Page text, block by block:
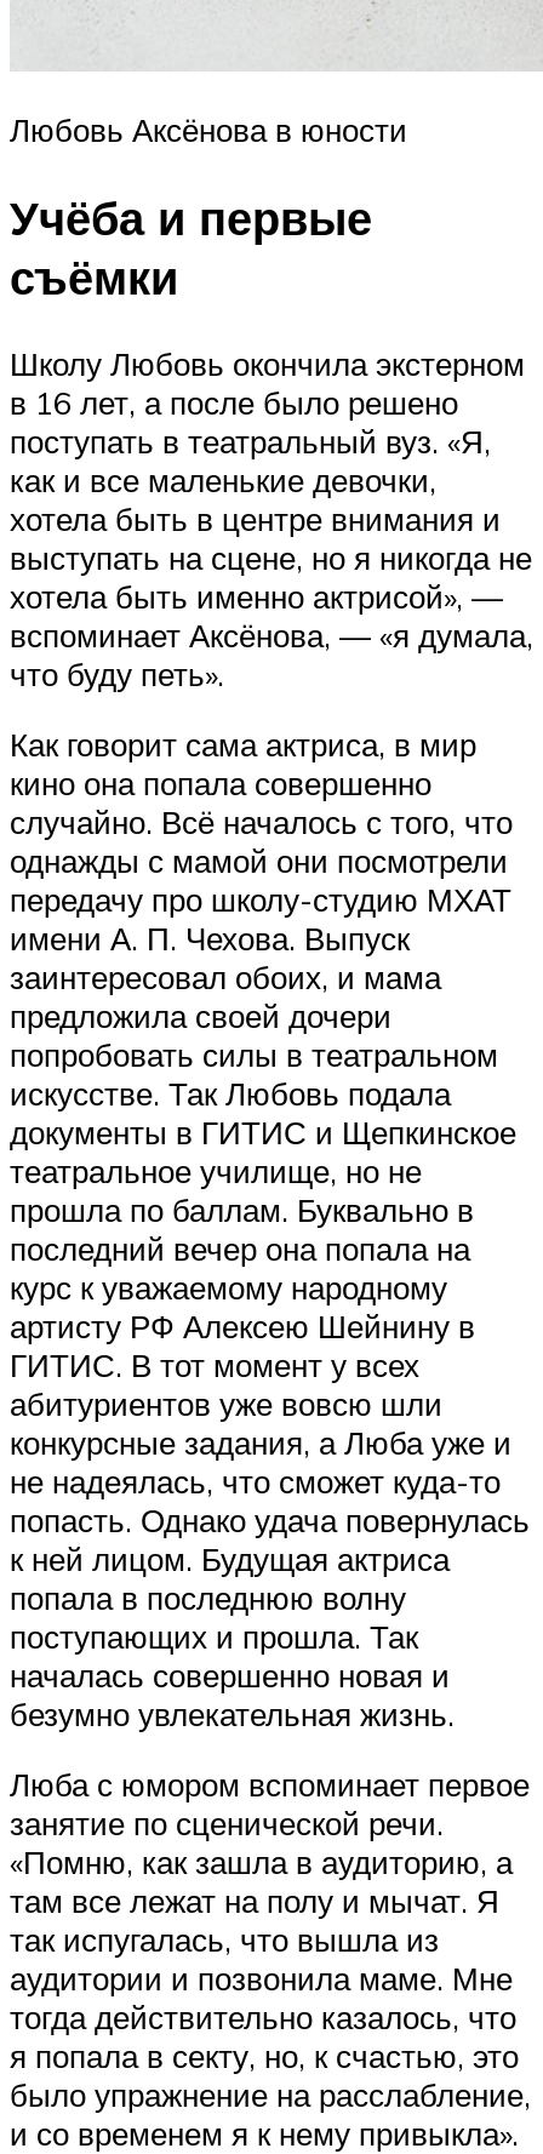
Любовь Аксёнова в юности
Учёба и первые
съёмки
Школу Любовь окончила экстерном
в 16 лет, а после было решено
поступать в театральный вуз. «Я,
как и все маленькие девочки,
хотела быть в центре внимания и
выступать на сцене, но я никогда не
хотела быть именно актрисой», —
вспоминает Аксёнова, — «я думала,
что буду петь».
Как говорит сама актриса, в мир
кино она попала совершенно
случайно. Всё началось с того, что
однажды с мамой они посмотрели
передачу про школу-студию МХАТ
имени А. П. Чехова. Выпуск
заинтересовал обоих, и мама
предложила своей дочери
попробовать силы в театральном
искусстве. Так Любовь подала
документы в ГИТИС и Щепкинское
театральное училище, но не
прошла по баллам. Буквально в
последний вечер она попала на
курс к уважаемому народному
артисту РФ Алексею Шейнину в
ГИТИС. В тот момент у всех
абитуриентов уже вовсю шли
конкурсные задания, а Люба уже и
не надеялась, что сможет куда-то
попасть. Однако удача повернулась
к ней лицом. Будущая актриса
попала в последнюю волну
поступающих и прошла. Так
началась совершенно новая и
безумно увлекательная жизнь.
Люба с юмором вспоминает первое
занятие по сценической речи.
«Помню, как зашла в аудиторию, а
там все лежат на полу и мычат. Я
так испугалась, что вышла из
аудитории и позвонила маме. Мне
тогда действительно казалось, что
я попала в секту, но, к счастью, это
было упражнение на расслабление,
и со временем я к нему привыкла».